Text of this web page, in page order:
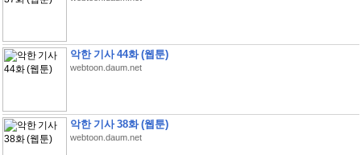
악한 기사 44화 (웹툰)
webtoon.daum.net
악한 기사 38화 (웹툰)
webtoon.daum.net